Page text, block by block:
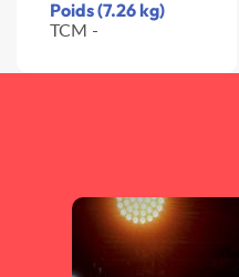
Poids (7.26 kg)
TCM -